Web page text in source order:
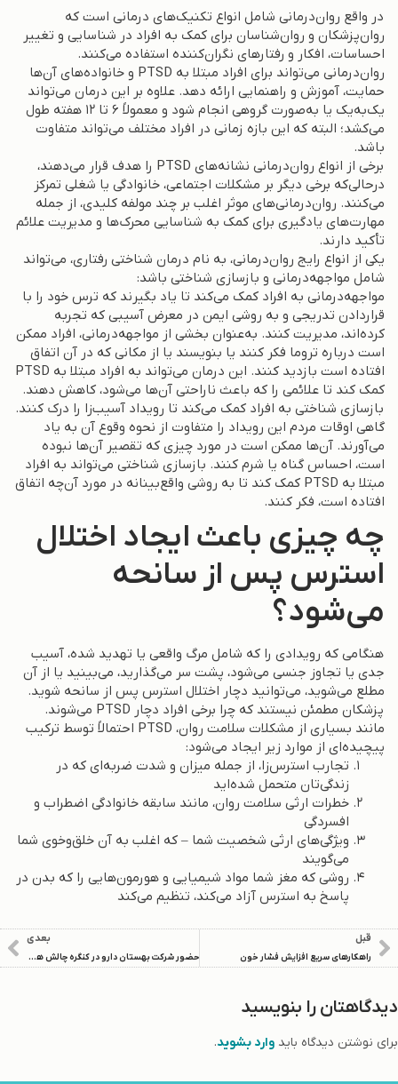
در واقع روان‌درمانی شامل انواع تکنیک‌های درمانی است که
روان‌پزشکان و روان‌شناسان برای کمک به افراد در شناسایی و تغییر
احساسات، افکار و رفتارهای نگران‌کننده استفاده می‌کنند.
روان‌درمانی می‌تواند برای افراد مبتلا به PTSD و خانواده‌های آن‌ها
حمایت، آموزش و راهنمایی ارائه دهد. علاوه بر این درمان می‌تواند
یک‌به‌یک یا به‌صورت گروهی انجام شود و معمولاً ۶ تا ۱۲ هفته طول
می‌کشد؛ البته که این بازه زمانی در افراد مختلف می‌تواند متفاوت
باشد.
برخی از انواع روان‌درمانی نشانه‌های PTSD را هدف قرار می‌دهند،
درحالی‌که برخی دیگر بر مشکلات اجتماعی، خانوادگی یا شغلی تمرکز
می‌کنند. روان‌درمانی‌های موثر اغلب بر چند مولفه کلیدی، از جمله
مهارت‌های یادگیری برای کمک به شناسایی محرک‌ها و مدیریت علائم
تأکید دارند.
یکی از انواع رایج روان‌درمانی، به نام درمان شناختی رفتاری، می‌تواند
شامل مواجهه‌درمانی و بازسازی شناختی باشد:
مواجهه‌درمانی به افراد کمک می‌کند تا یاد بگیرند که ترس خود را با
قراردادن تدریجی و به روشی ایمن در معرض آسیبی که تجربه
کرده‌اند، مدیریت کنند. به‌عنوان بخشی از مواجهه‌درمانی، افراد ممکن
است درباره تروما فکر کنند یا بنویسند یا از مکانی که در آن اتفاق
افتاده است بازدید کنند. این درمان می‌تواند به افراد مبتلا به PTSD
کمک کند تا علائمی را که باعث ناراحتی آن‌ها می‌شود، کاهش دهند.
بازسازی شناختی به افراد کمک می‌کند تا رویداد آسیب‌زا را درک کنند.
گاهی اوقات مردم این رویداد را متفاوت از نحوه وقوع آن به یاد
می‌آورند. آن‌ها ممکن است در مورد چیزی که تقصیر آن‌ها نبوده
است، احساس گناه یا شرم کنند. بازسازی شناختی می‌تواند به افراد
مبتلا به PTSD کمک کند تا به روشی واقع‌بینانه در مورد آن‌چه اتفاق
افتاده است، فکر کنند.
چه چیزی باعث ایجاد اختلال
استرس پس از سانحه
می‌شود؟
هنگامی که رویدادی را که شامل مرگ واقعی یا تهدید شده، آسیب
جدی یا تجاوز جنسی می‌شود، پشت سر می‌گذارید، می‌بینید یا از آن
مطلع می‌شوید، می‌توانید دچار اختلال استرس پس از سانحه شوید.
پزشکان مطمئن نیستند که چرا برخی افراد دچار PTSD می‌شوند.
مانند بسیاری از مشکلات سلامت روان، PTSD احتمالاً توسط ترکیب
پیچیده‌ای از موارد زیر ایجاد می‌شود:
تجارب استرس‌زا، از جمله میزان و شدت ضربه‌ای که در
زندگی‌تان متحمل شده‌اید
خطرات ارثی سلامت روان، مانند سابقه خانوادگی اضطراب و
افسردگی
ویژگی‌های ارثی شخصیت شما – که اغلب به آن خلق‌وخوی شما
می‌گویند
روشی که مغز شما مواد شیمیایی و هورمون‌هایی را که بدن در
پاسخ به استرس آزاد می‌کند، تنظیم می‌کند
قبل
راهکارهای سریع افزایش فشار خون
بعدی
حضور شرکت بهستان دارو در کنگره چالش های بالینی در مامایی، زنان و نازایی
دیدگاهتان را بنویسید
برای نوشتن دیدگاه باید وارد بشوید.